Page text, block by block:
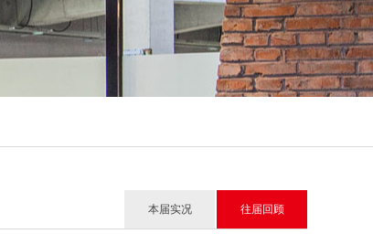
本届实况 往届回顾
本届实况 往届回顾